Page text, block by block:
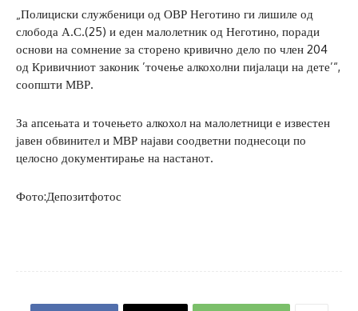
„Полициски службеници од ОВР Неготино ги лишиле од
слобода А.С.(25) и еден малолетник од Неготино, поради
основи на сомнение за сторено кривично дело по член 204
од Кривичниот законик ’точење алкохолни пијалаци на дете’“,
соопшти МВР.
За апсењата и точењето алкохол на малолетници е известен
јавен обвинител и МВР најави соодветни поднесоци по
целосно документирање на настанот.
Фото:Депозитфотос